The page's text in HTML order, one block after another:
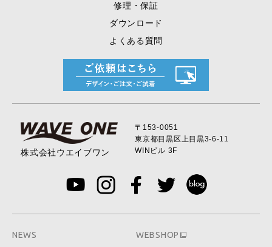
修理・保証
ダウンロード
よくある質問
株式会社ウエイブワン
〒153-0051
東京都目黒区上目黒3-6-11
WINビル 3F
NEWS WEBSHOP